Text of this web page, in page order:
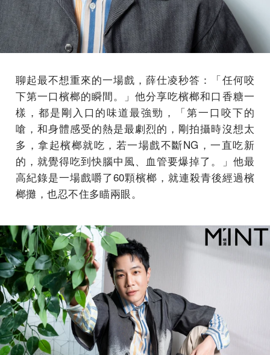
聊起最不想重來的一場戲，薛仕凌秒答：「任何咬
下第一口檳榔的瞬間。」他分享吃檳榔和口香糖一
樣，都是剛入口的味道最強勁，「第一口咬下的
嗆，和身體感受的熱是最劇烈的，剛拍攝時沒想太
多，拿起檳榔就吃，若一場戲不斷NG，一直吃新
的，就覺得吃到快腦中風、血管要爆掉了。」他最
高紀錄是一場戲嚼了60顆檳榔，就連殺青後經過檳
榔攤，也忍不住多瞄兩眼。